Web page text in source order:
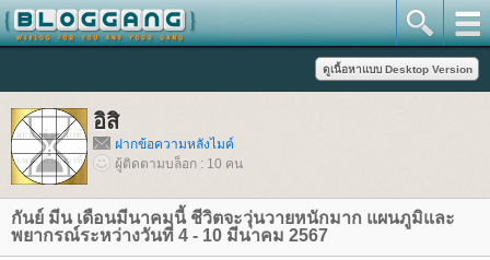
อิสิ
ฝากข้อความหลังไมค์
ผู้ติดตามบล็อก : 10 คน
กันย์ มีน เดือนมีนาคมนี้ ชีวิตจะวุ่นวายหนักมาก แผนภูมิและ
พยากรณ์ระหว่างวันที่ 4 - 10 มีนาคม 2567